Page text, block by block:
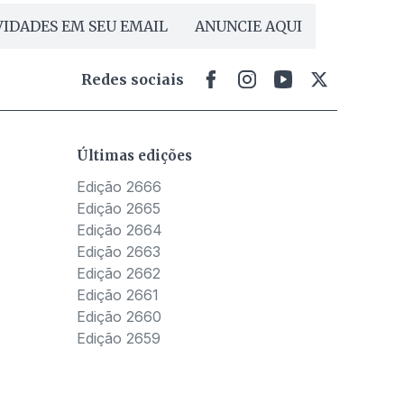
EM SEU EMAIL ANUNCIE AQUI
Redes sociais
Últimas edições
Edição 2666
Edição 2665
Edição 2664
Edição 2663
Edição 2662
Edição 2661
Edição 2660
Edição 2659